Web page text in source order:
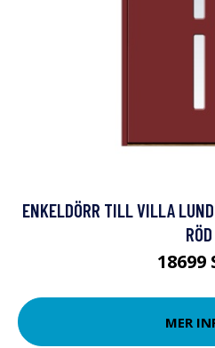
ENKELDÖRR TILL VILLA
RÖD
18699
MER